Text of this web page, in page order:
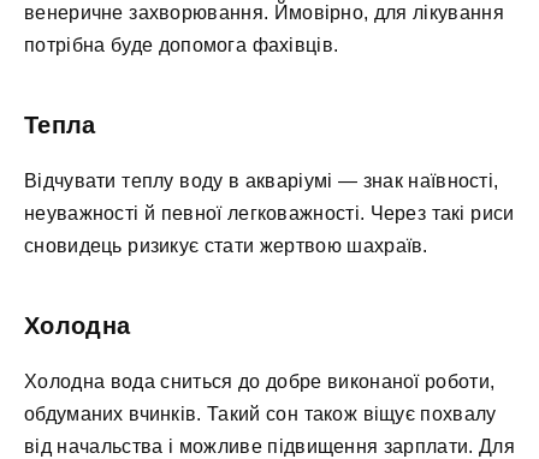
венеричне захворювання. Ймовірно, для лікування
потрібна буде допомога фахівців.
Тепла
Відчувати теплу воду в акваріумі — знак наївності,
неуважності й певної легковажності. Через такі риси
сновидець ризикує стати жертвою шахраїв.
Холодна
Холодна вода сниться до добре виконаної роботи,
обдуманих вчинків. Такий сон також віщує похвалу
від начальства і можливе підвищення зарплати. Для